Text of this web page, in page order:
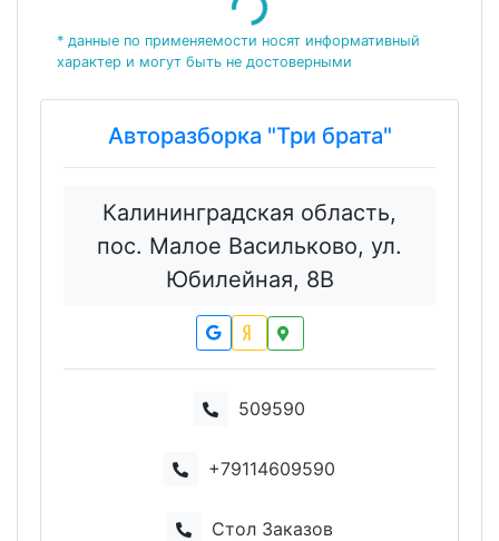
Loading...
* данные по применяемости носят информативный
характер и могут быть не достоверными
Авторазборка "Три брата"
Калининградская область,
пос. Малое Васильково, ул.
Юбилейная, 8В
509590
+79114609590
Стол Заказов